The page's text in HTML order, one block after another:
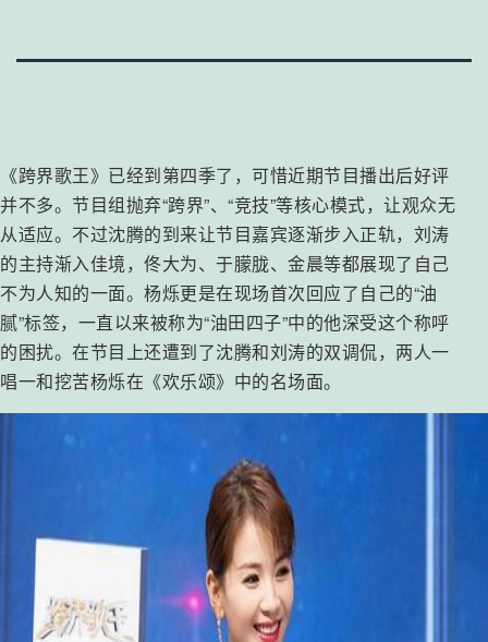
《跨界歌王》已经到第四季了，可惜近期节目播出后好评
并不多。节目组抛弃“跨界”、“竞技”等核心模式，让观众无
从适应。不过沈腾的到来让节目嘉宾逐渐步入正轨，刘涛
的主持渐入佳境，佟大为、于朦胧、金晨等都展现了自己
不为人知的一面。杨烁更是在现场首次回应了自己的“油
腻”标签，一直以来被称为“油田四子”中的他深受这个称呼
的困扰。在节目上还遭到了沈腾和刘涛的双调侃，两人一
唱一和挖苦杨烁在《欢乐颂》中的名场面。